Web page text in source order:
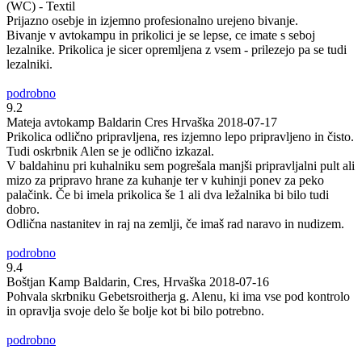
(WC) - Textil
Prijazno osebje in izjemno profesionalno urejeno bivanje.
Bivanje v avtokampu in prikolici je se lepse, ce imate s seboj
lezalnike. Prikolica je sicer opremljena z vsem - prilezejo pa se tudi
lezalniki.
podrobno
9.2
Mateja avtokamp Baldarin Cres Hrvaška 2018-07-17
Prikolica odlično pripravljena, res izjemno lepo pripravljeno in čisto.
Tudi oskrbnik Alen se je odlično izkazal.
V baldahinu pri kuhalniku sem pogrešala manjši pripravljalni pult ali
mizo za pripravo hrane za kuhanje ter v kuhinji ponev za peko
palačink. Če bi imela prikolica še 1 ali dva ležalnika bi bilo tudi
dobro.
Odlična nastanitev in raj na zemlji, če imaš rad naravo in nudizem.
podrobno
9.4
Boštjan Kamp Baldarin, Cres, Hrvaška 2018-07-16
Pohvala skrbniku Gebetsroitherja g. Alenu, ki ima vse pod kontrolo
in opravlja svoje delo še bolje kot bi bilo potrebno.
podrobno